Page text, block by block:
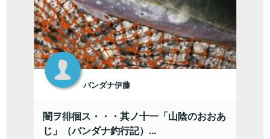
バンダナ伊藤
闇ヲ徘徊ス・・・其ノ十一「山陰のおおあ
じ」（バンダナ釣行記）...